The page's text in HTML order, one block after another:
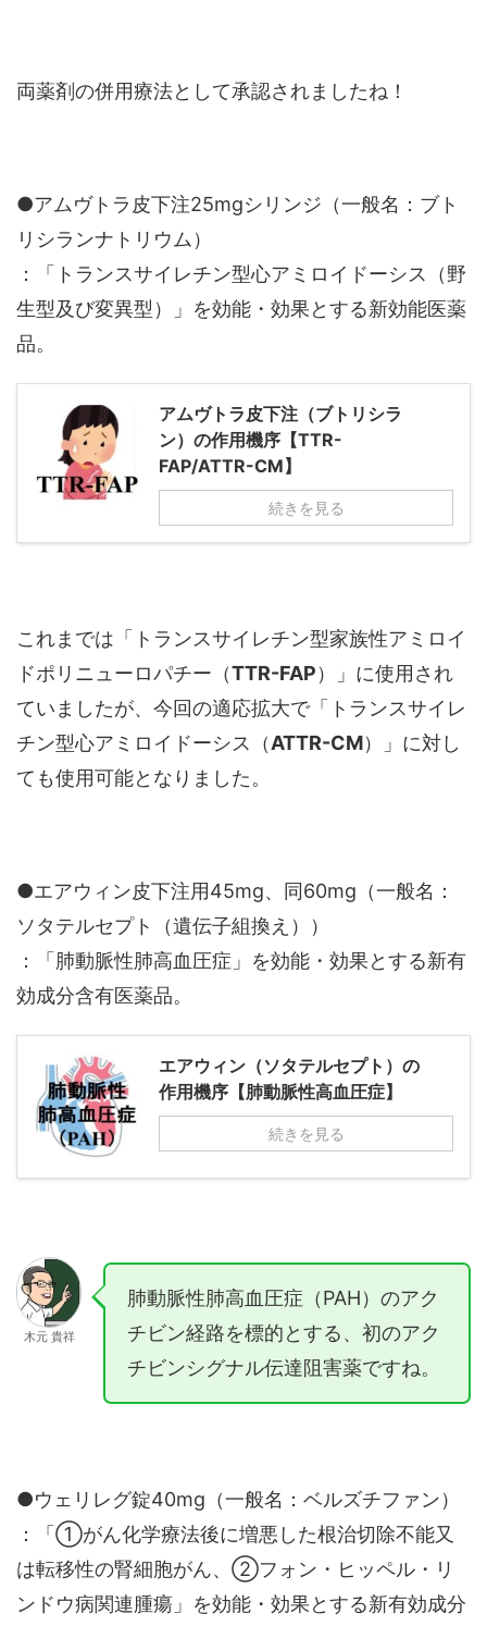
両薬剤の併用療法として承認されましたね！
●アムヴトラ皮下注25mgシリンジ（一般名：ブト
リシランナトリウム）
：「トランスサイレチン型心アミロイドーシス（野
生型及び変異型）」を効能・効果とする新効能医薬
品。
アムヴトラ皮下注（ブトリシラ
ン）の作用機序【TTR-
FAP/ATTR-CM】
続きを見る
これまでは「トランスサイレチン型家族性アミロイ
ドポリニューロパチー（TTR-FAP）」に使用され
ていましたが、今回の適応拡大で「トランスサイレ
チン型心アミロイドーシス（ATTR-CM）」に対し
ても使用可能となりました。
●エアウィン皮下注用45mg、同60mg（一般名：
ソタテルセプト（遺伝子組換え））
：「肺動脈性肺高血圧症」を効能・効果とする新有
効成分含有医薬品。
エアウィン（ソタテルセプト）の
作用機序【肺動脈性高血圧症】
続きを見る
木元 貴祥
肺動脈性肺高血圧症（PAH）のアク
チビン経路を標的とする、初のアク
チビンシグナル伝達阻害薬ですね。
●ウェリレグ錠40mg（一般名：ベルズチファン）
：「①がん化学療法後に増悪した根治切除不能又
は転移性の腎細胞がん、②フォン・ヒッペル・リ
ンドウ病関連腫瘍」を効能・効果とする新有効成分